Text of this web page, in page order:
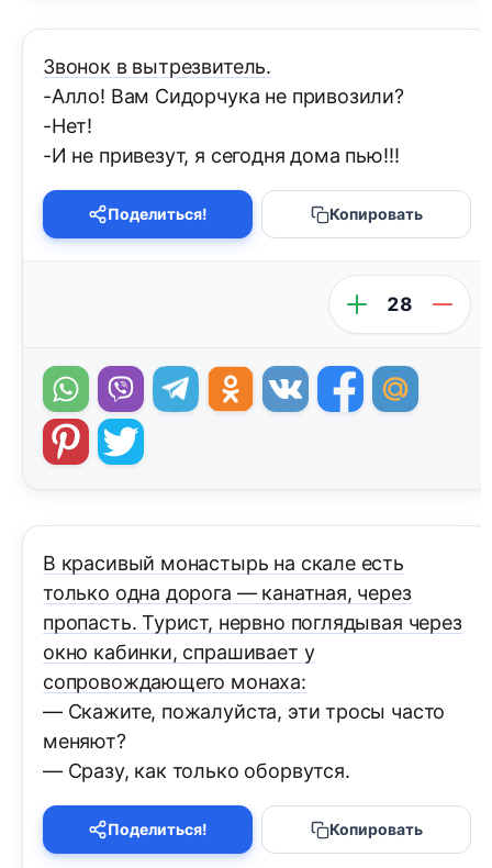
Звонок в вытрезвитель.
-Алло! Вам Сидорчука не привозили?
-Нет!
-И не привезут, я сегодня дома пью!!!
Поделиться! Копировать
28
В красивый монастырь на скале есть
только одна дорога — канатная, через
пропасть. Турист, нервно поглядывая через
окно кабинки, спрашивает у
сопровождающего монаха:
— Скажите, пожалуйста, эти тросы часто
меняют?
— Сразу, как только оборвутся.
Поделиться! Копировать